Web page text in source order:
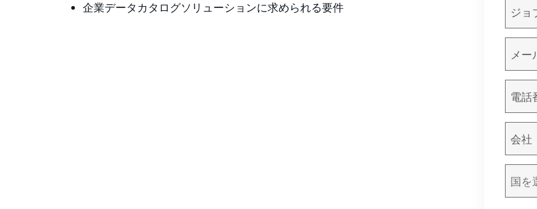
企業データカタログソリューションに求められる要件